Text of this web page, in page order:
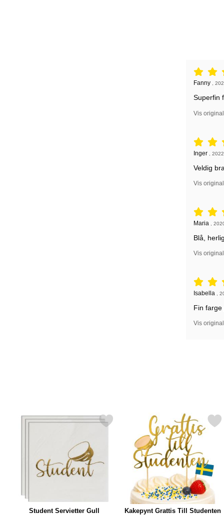
Fanny ,
Superfin
Vis
Inger
Veldig
Vis
Maria
Blå,
Vis
Isabella
Fin farge
Vis
Student Servietter Gull
Merk student Servietter Gull som favoritt
Kakepynt Grattis Till Studenten
Merk kakepynt Grattis Till